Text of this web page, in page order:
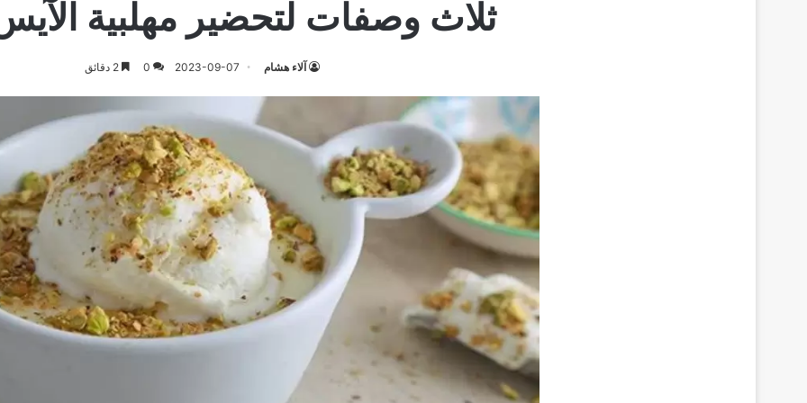
ثلاث وصفات لتحضير مهلبية
آلاء هشام 2023-09-07
0 2 دقائق